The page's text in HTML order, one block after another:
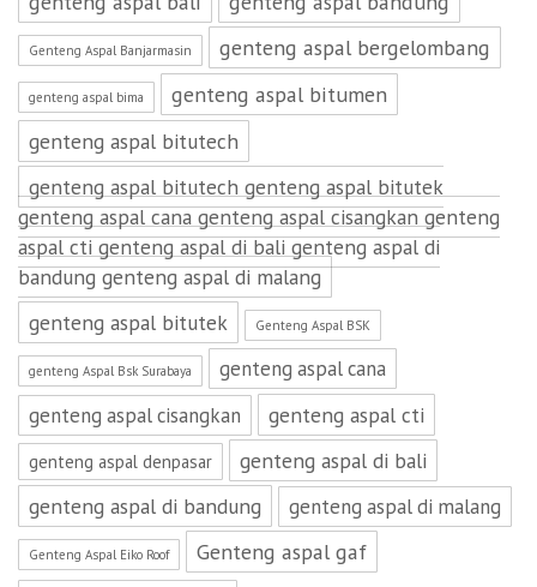
Genteng Aspal Banjarmasin genteng aspal bergelombang
genteng aspal bima
genteng aspal bitumen
genteng aspal bitutech
genteng aspal bitutech genteng aspal bitutek
genteng aspal cana genteng aspal cisangkan genteng
aspal cti genteng aspal di bali genteng aspal di
bandung genteng aspal di malang
genteng aspal bitutek
Genteng Aspal BSK
genteng Aspal Bsk Surabaya
genteng aspal cana
genteng aspal cisangkan
genteng aspal cti
genteng aspal denpasar
genteng aspal di bali
genteng aspal di bandung
genteng aspal di malang
Genteng Aspal Eiko Roof Genteng aspal gaf